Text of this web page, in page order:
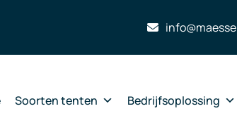
Soorten tenten Bedrijfsoplossing